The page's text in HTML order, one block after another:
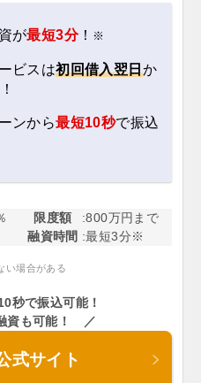
が最短3分！ ※
ビスは初回借入翌日か
！
ンから最短10秒で振込
限度額
800万円まで
融資時間 最短3分※
い場合がある
秒で振込可能！
資も可能！ ／
式サイト